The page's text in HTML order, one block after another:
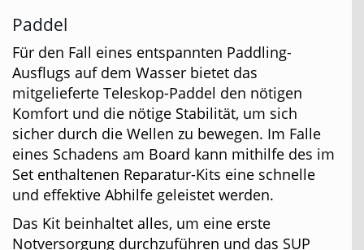
Paddel
Für den Fall eines entspannten Paddling-
Ausflugs auf dem Wasser bietet das
mitgelieferte Teleskop-Paddel den nötigen
Komfort und die nötige Stabilität, um sich
sicher durch die Wellen zu bewegen. Im Falle
eines Schadens am Board kann mithilfe des im
Set enthaltenen Reparatur-Kits eine schnelle
und effektive Abhilfe geleistet werden.
Das Kit beinhaltet alles, um eine erste
Notversorgung durchzuführen und das SUP